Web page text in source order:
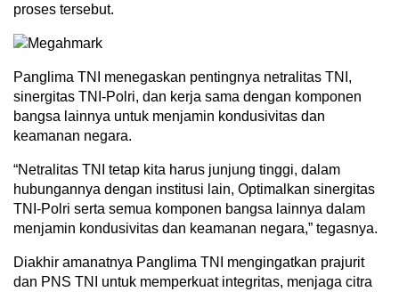
proses tersebut.
Panglima TNI menegaskan pentingnya netralitas TNI,
sinergitas TNI-Polri, dan kerja sama dengan komponen
bangsa lainnya untuk menjamin kondusivitas dan
keamanan negara.
“Netralitas TNI tetap kita harus junjung tinggi, dalam
hubungannya dengan institusi lain, Optimalkan sinergitas
TNI-Polri serta semua komponen bangsa lainnya dalam
menjamin kondusivitas dan keamanan negara,” tegasnya.
Diakhir amanatnya Panglima TNI mengingatkan prajurit
dan PNS TNI untuk memperkuat integritas, menjaga citra